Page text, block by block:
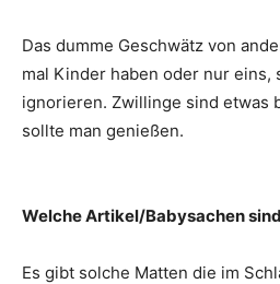
Das dumme Geschwätz von
mal Kinder haben oder nur eins,
ignorieren. Zwillinge sind etwas
sollte man genießen.
Welche Artikel/Babysachen
Es gibt solche Matten die im